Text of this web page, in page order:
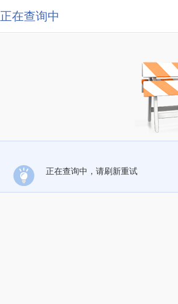
正在查询中
正在查询中，请刷新重试